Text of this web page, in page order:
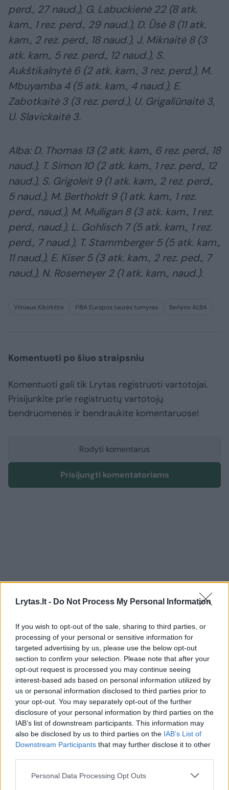
Lrytas.lt - Do Not Process My Personal Information
If you wish to opt-out of the sale, sharing to third parties, or
processing of your personal or sensitive information for
targeted advertising by us, please use the below opt-out
section to confirm your selection. Please note that after your
opt-out request is processed you may continue seeing
interest-based ads based on personal information utilized by
us or personal information disclosed to third parties prior to
your opt-out. You may separately opt-out of the further
disclosure of your personal information by third parties on the
IAB’s list of downstream participants. This information may
also be disclosed by us to third parties on the IAB’s List of
Downstream Participants that may further disclose it to other
Personal Data Processing Opt Outs
perd., 27 naud.), G. Labuckienė 22 (8 atk.
kam., 1 rez. perd., 29 naud.), D. Ūsė 8 (11 atk.
kam., 2 rez. perd., 18 naud.), J. Miknaitė 8 (3
atk. kam., 5 rez. perd., 12 naud.), S.
Aukštikalnytė 6 (2 atk. kam., 3 rez. perd.), M.
Mbuyamba 4 (5 atk. kam., 4 naud.), E.
Zabotkaitė 3 (3 rez. perd.), U. Grigaliūnaitė 3,
U. Slavickaitė 3.
Alba: D. Thomas 13 (2 atk. kam., 6 rez. perd., 18
naud.), T. Simon 10 (2 atk. kam., 1 rez. perd., 12
naud.), S. Grigoleit 9 (1 atk. kam., 2 rez. perd.,
5 naud.), M. Bertholdt 9 (1 atk. kam., 1 rez.
perd., naud.), M. Mulligan 8 (3 atk. kam., 1 rez.
perd., naud.), L. Gohlisch 7 (5 atk. kam., 1 rez.
perd., 7 naud.), T. Stammberger 5 (5 atk. kam.,
11 naud.), E. Kiser 5 (3 atk. kam., 2 rez. ped., 7
naud.), N. Rosemeyer 2 (1 atk. kam., naud.).
Vilniaus Kibirkštis FIBA Europos taurės turnyras Berlyno ALBA
Komentuoti po šiuo straipsniu
Komentuoti gali tik Lrytas registruoti vartotojai.
Prisijunkite prie registruotų vartotojų
bendruomenės ir bendraukite komentaruose!
Rodyti komentarus
Prisijungti komentatoriams
Sportas Krepšinis
Neatvykusių krepšininkų situaciją
vertinęs R. Kurtinaitis: „Tokia yra
šiuolaikinio krepšinio realybė“(7)
2026 m. rugpjūčio 7 d. 09:37
Lrytas.lt